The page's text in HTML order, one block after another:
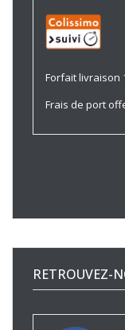
Forfait livraison
Frais de port
RETROUVEZ-